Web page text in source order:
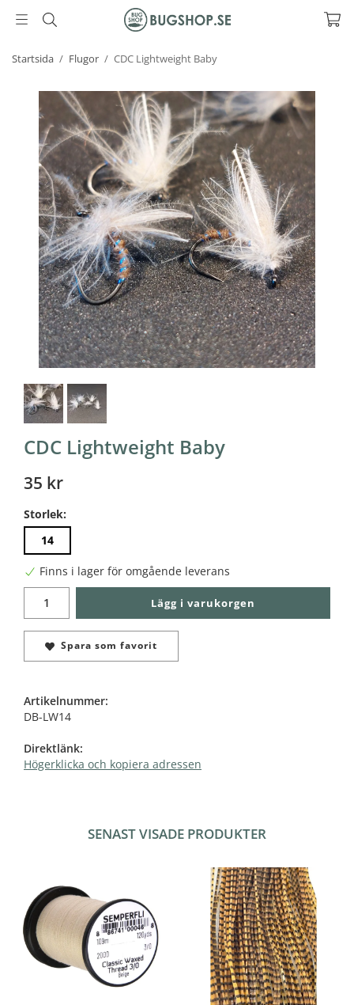
Startsida / Flugor / CDC Lightweight Baby
CDC Lightweight Baby
35 kr
Storlek:
14
Finns i lager för omgående leverans
Lägg i varukorgen
Spara som favorit
Artikelnummer:
DB-LW14
Direktlänk:
Högerklicka och kopiera adressen
SENAST VISADE PRODUKTER